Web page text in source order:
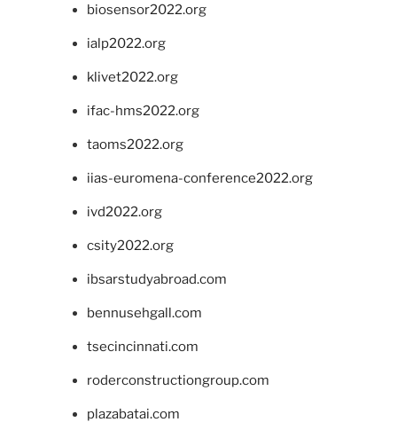
biosensor2022.org
ialp2022.org
klivet2022.org
ifac-hms2022.org
taoms2022.org
iias-euromena-conference2022.org
ivd2022.org
csity2022.org
ibsarstudyabroad.com
bennusehgall.com
tsecincinnati.com
roderconstructiongroup.com
plazabatai.com